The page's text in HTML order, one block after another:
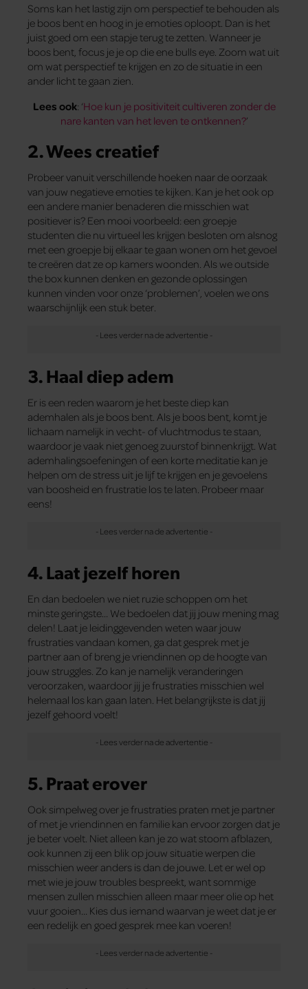
Soms kan het lastig zijn om perspectief te behouden als
je boos bent en hoog in je emoties oploopt. Dan is het
juist goed om een stapje terug te zetten. Wanneer je
boos bent, focus je je op die ene bulls eye. Zoom wat uit
om wat perspectief te krijgen en zo de situatie in een
ander licht te gaan zien.
Lees ook: ‘Hoe kun je positiviteit cultiveren zonder de
nare kanten van het leven te ontkennen?’
2. Wees creatief
Probeer vanuit verschillende hoeken naar de oorzaak
van jouw negatieve emoties te kijken. Kan je het ook op
een andere manier benaderen die misschien wat
positiever is? Een mooi voorbeeld: een groepje
studenten die nu virtueel les krijgen besloten om alsnog
met een groepje bij elkaar te gaan wonen om het gevoel
te creëren dat ze op kamers woonden. Als we outside
the box kunnen denken en gezonde oplossingen
kunnen vinden voor onze ‘problemen’, voelen we ons
waarschijnlijk een stuk beter.
3. Haal diep adem
Er is een reden waarom je het beste diep kan
ademhalen als je boos bent. Als je boos bent, komt je
lichaam namelijk in vecht- of vluchtmodus te staan,
waardoor je vaak niet genoeg zuurstof binnenkrijgt. Wat
ademhalingsoefeningen of een korte meditatie kan je
helpen om de stress uit je lijf te krijgen en je gevoelens
van boosheid en frustratie los te laten. Probeer maar
eens!
4. Laat jezelf horen
En dan bedoelen we niet ruzie schoppen om het
minste geringste… We bedoelen dat jij jouw mening mag
delen! Laat je leidinggevenden weten waar jouw
frustraties vandaan komen, ga dat gesprek met je
partner aan of breng je vriendinnen op de hoogte van
jouw struggles. Zo kan je namelijk veranderingen
veroorzaken, waardoor jij je frustraties misschien wel
helemaal los kan gaan laten. Het belangrijkste is dat jij
jezelf gehoord voelt!
5. Praat erover
Ook simpelweg over je frustraties praten met je partner
of met je vriendinnen en familie kan ervoor zorgen dat je
je beter voelt. Niet alleen kan je zo wat stoom afblazen,
ook kunnen zij een blik op jouw situatie werpen die
misschien weer anders is dan de jouwe. Let er wel op
met wie je jouw troubles bespreekt, want sommige
mensen zullen misschien alleen maar meer olie op het
vuur gooien… Kies dus iemand waarvan je weet dat je er
een redelijk en goed gesprek mee kan voeren!